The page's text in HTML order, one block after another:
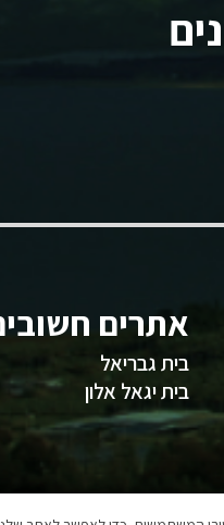
אתרים
בית גבריאל
בית יגאל אלון